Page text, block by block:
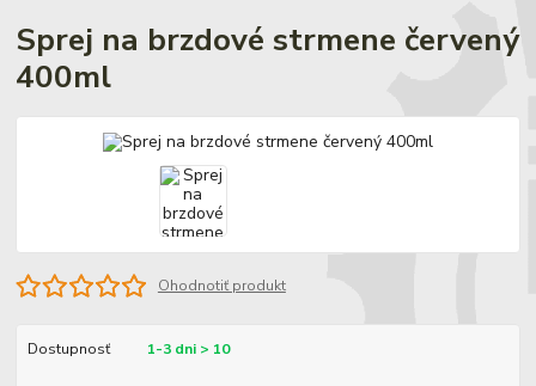
Sprej na brzdové strmene červený
400ml
Ohodnotiť produkt
Dostupnosť 1-3 dni > 10